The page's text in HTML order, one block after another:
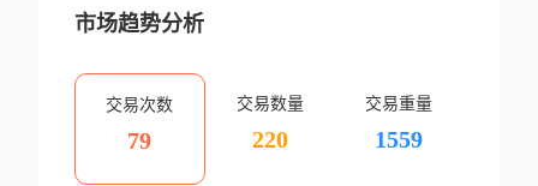
市场趋势分析
交易次数
79
交易数量
220
交易重量
1559